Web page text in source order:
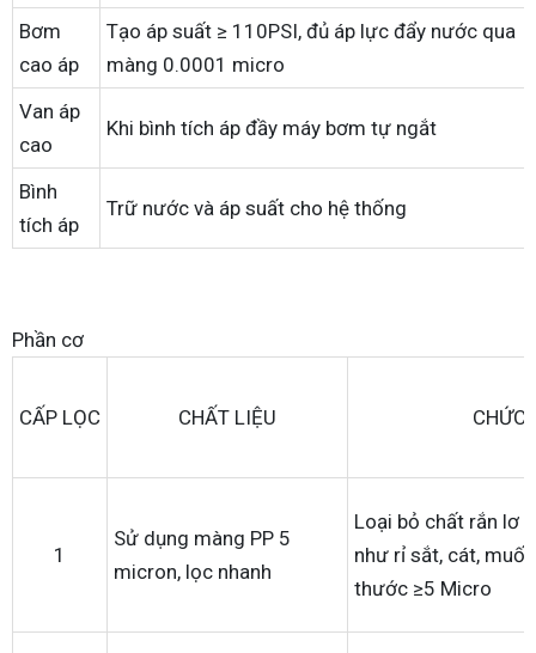
Bơm
cao áp
Tạo áp suất ≥ 110PSI, đủ áp lực đẩy nước qua
màng 0.0001 micro
Van áp
cao
Khi bình tích áp đầy máy bơm tự ngắt
Bình
tích áp
Trữ nước và áp suất cho hệ thống
Phần cơ
CẤP LỌC CHẤT LIỆU CHỨC
1
Sử dụng màng PP 5
micron, lọc nhanh
Loại bỏ chất rắn lơ
như rỉ sắt, cát,
thước ≥5 Micro